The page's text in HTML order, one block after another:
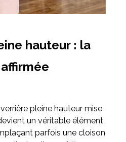
hauteur : la
pleine hauteur mise
un véritable élément
parfois une cloison